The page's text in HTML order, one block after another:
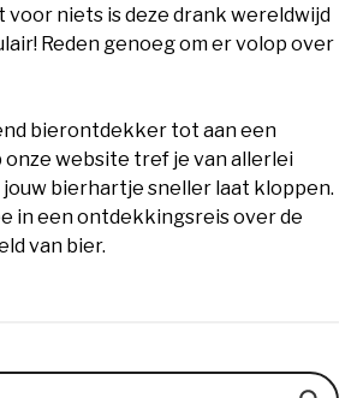
voor niets is deze drank wereldwijd
Reden genoeg om er volop over
bierontdekker tot aan een
onze website tref je van allerlei
jouw bierhartje sneller laat kloppen.
in een ontdekkingsreis over de
van bier.